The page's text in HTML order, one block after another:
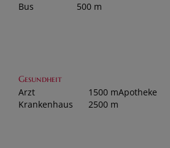
Bus 500 m
Gesundheit
Arzt 1500 mApotheke
Krankenhaus
2500 m